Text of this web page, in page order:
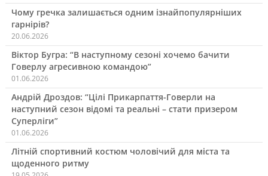
Чому гречка залишається одним ізнайпопулярніших
гарнірів?
20.06.2026
Віктор Бугра: “В наступному сезоні хочемо бачити
Говерлу агресивною командою”
01.06.2026
Андрій Дроздов: “Цілі Прикарпаття-Говерли на
наступний сезон відомі та реальні – стати призером
Суперліги”
01.06.2026
Літній спортивний костюм чоловічий для міста та
щоденного ритму